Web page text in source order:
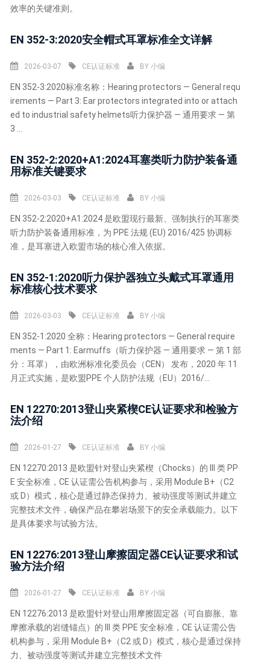
效率的关键准则。
EN 352-3:2020安全帽式耳罩标准全文详解
2026-03-07 CE认证标准 BY小编
EN 352-3:2020标准名称：Hearing protectors — General requ
irements — Part 3: Ear protectors integrated into or attach
ed to industrial safety helmets听力保护器 — 通用要求 — 第
3 ...
EN 352-2:2020+A1:2024耳塞类听力防护装备通
用标准关键要求
2026-03-03 CE认证标准 BY小编
EN 352-2:2020+A1:2024 是欧盟现行最新、强制执行的耳塞类
听力防护装备通用标准，为 PPE 法规 (EU) 2016/425 协调标
准，是耳塞进入欧盟市场的核心准入依据。
EN 352-1:2020听力保护器独立头戴式耳罩通用
标准核心技术要求
2026-03-03 CE认证标准 BY小编
EN 352-1:2020 全称：Hearing protectors — General require
ments — Part 1: Earmuffs（听力保护器 — 通用要求 — 第 1 部
分：耳罩），由欧洲标准化委员会（CEN） 发布，2020 年 11
月正式实施，是欧盟PPE 个人防护法规（EU）2016/...
EN 12270:2013登山夹紧楔CE认证要求和检验方
法介绍
2026-01-27 CE认证标准 BY小编
EN 12270:2013 是欧盟针对登山夹紧楔（Chocks）的 III 类 PP
E 安全标准，CE 认证需公告机构参与，采用 Module B+（C2
或 D）模式，核心是通过静态保持力、被动强度等测试并建立
完整技术文件，确保产品在攀岩场景下的安全承载能力。以下
是具体要求与试验方法。
EN 12276:2013登山摩擦固定器CE认证要求和试
验方法介绍
2026-01-27 CE认证标准 BY小编
EN 12276:2013 是欧盟针对登山用摩擦固定器（可自膨胀、靠
摩擦承载的岩缝锚点）的 III 类 PPE 安全标准，CE 认证需公告
机构参与，采用 Module B+（C2 或 D）模式，核心是通过保持
力、被动强度等测试并建立完整技术文件